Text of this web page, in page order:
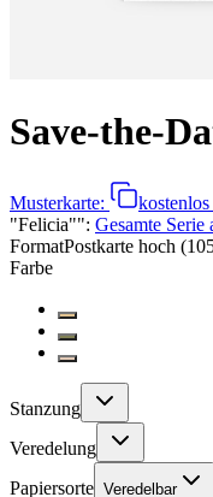
Save-the-
Musterkarte: kostenlos
"Felicia"": Gesamte Serie
FormatPostkarte hoch
Farbe
Stanzung
Veredelung
Papiersorte Veredelbar